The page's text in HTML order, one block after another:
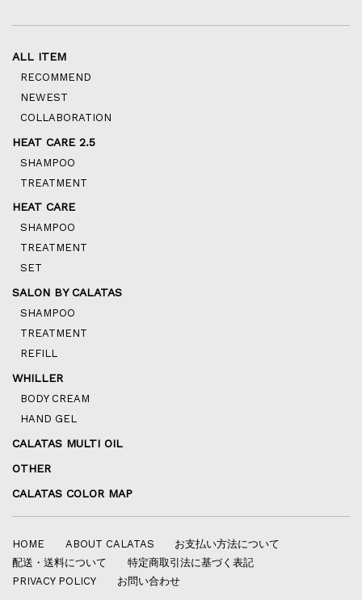
ALL ITEM
RECOMMEND
NEWEST
COLLABORATION
HEAT CARE 2.5
SHAMPOO
TREATMENT
HEAT CARE
SHAMPOO
TREATMENT
SET
SALON BY CALATAS
SHAMPOO
TREATMENT
REFILL
WHILLER
BODY CREAM
HAND GEL
CALATAS MULTI OIL
OTHER
CALATAS COLOR MAP
HOME ABOUT CALATAS
お支払い方法について
配送・送料について
特定商取引法に基づく表記
PRIVACY POLICY
お問い合わせ